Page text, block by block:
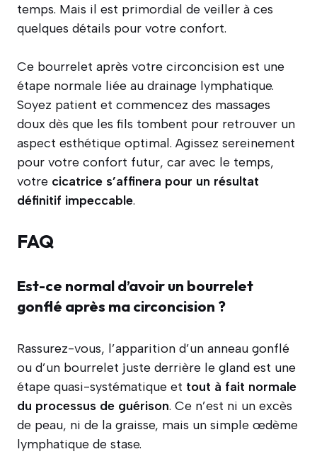
temps. Mais il est primordial de veiller à ces
quelques détails pour votre confort.
Ce bourrelet après votre circoncision est une
étape normale liée au drainage lymphatique.
Soyez patient et commencez des massages
doux dès que les fils tombent pour retrouver un
aspect esthétique optimal. Agissez sereinement
pour votre confort futur, car avec le temps,
votre cicatrice s’affinera pour un résultat
définitif impeccable.
FAQ
Est-ce normal d’avoir un bourrelet
gonflé après ma circoncision ?
Rassurez-vous, l’apparition d’un anneau gonflé
ou d’un bourrelet juste derrière le gland est une
étape quasi-systématique et tout à fait normale
du processus de guérison. Ce n’est ni un excès
de peau, ni de la graisse, mais un simple œdème
lymphatique de stase.